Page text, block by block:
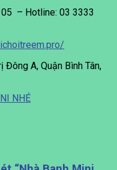
– Hotline: 03 3333
A, Quận Bình Tân,
NHÉ